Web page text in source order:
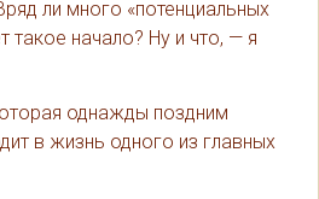
ли много «потенциальных
такое начало? Ну и что, — я
однажды поздним
в жизнь одного из главных